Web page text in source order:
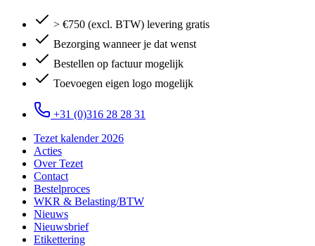
> €750 (excl. BTW) levering gratis
Bezorging wanneer je dat wenst
Bestellen op factuur mogelijk
Toevoegen eigen logo mogelijk
+31 (0)316 28 28 31
Tezet kalender 2026
Acties
Over Tezet
Contact
Bestelproces
WKR & Belasting/BTW
Nieuws
Nieuwsbrief
Etikettering